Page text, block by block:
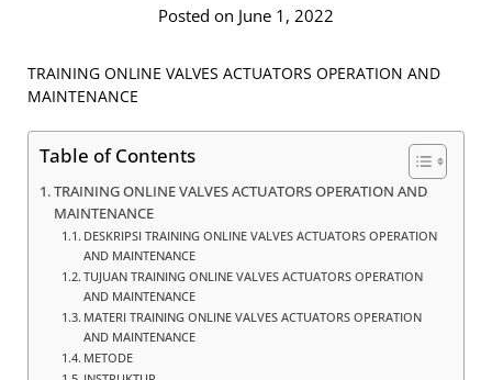
Posted on June 1, 2022
TRAINING ONLINE VALVES ACTUATORS OPERATION AND
MAINTENANCE
Table of Contents
TRAINING ONLINE VALVES ACTUATORS OPERATION AND
MAINTENANCE
DESKRIPSI TRAINING ONLINE VALVES ACTUATORS OPERATION
AND MAINTENANCE
TUJUAN TRAINING ONLINE VALVES ACTUATORS OPERATION
AND MAINTENANCE
MATERI TRAINING ONLINE VALVES ACTUATORS OPERATION
AND MAINTENANCE
METODE